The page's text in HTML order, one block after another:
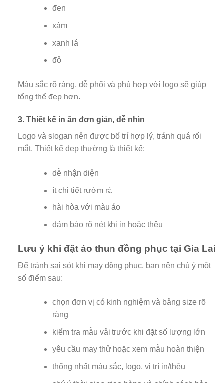
đen
xám
xanh lá
đỏ
Màu sắc rõ ràng, dễ phối và phù hợp với logo sẽ giúp
tổng thể đẹp hơn.
3. Thiết kế in ấn đơn giản, dễ nhìn
Logo và slogan nên được bố trí hợp lý, tránh quá rối
mắt. Thiết kế đẹp thường là thiết kế:
dễ nhận diện
ít chi tiết rườm rà
hài hòa với màu áo
đảm bảo rõ nét khi in hoặc thêu
Lưu ý khi đặt áo thun đồng phục tại Gia Lai
Để tránh sai sót khi may đồng phục, bạn nên chú ý một
số điểm sau:
chọn đơn vị có kinh nghiệm và bảng size rõ
ràng
kiểm tra mẫu vải trước khi đặt số lượng lớn
yêu cầu may thử hoặc xem mẫu hoàn thiện
thống nhất màu sắc, logo, vị trí in/thêu